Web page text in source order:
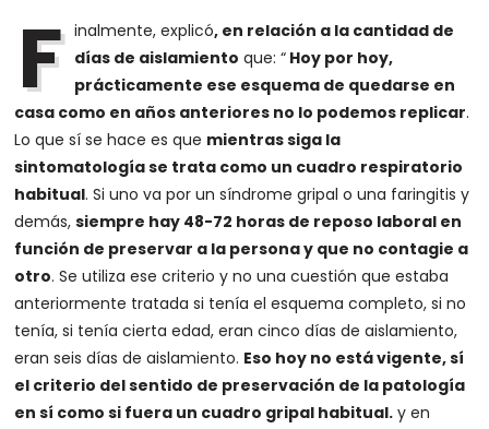
F inalmente, explicó, en relación a la cantidad de
días de aislamiento que: “ Hoy por hoy,
prácticamente ese esquema de quedarse en
casa como en años anteriores no lo podemos replicar.
Lo que sí se hace es que mientras siga la
sintomatología se trata como un cuadro respiratorio
habitual. Si uno va por un síndrome gripal o una faringitis y
demás,siempre hay 48-72 horas de reposo laboral en
función de preservar a la persona y que no contagie a
otro. Se utiliza ese criterio y no una cuestión que estaba
anteriormente tratada si tenía el esquema completo, si no
tenía, si tenía cierta edad, eran cinco días de aislamiento,
eran seis días de aislamiento. Eso hoy no está vigente, sí
el criterio del sentido de preservación de la patología
en sí como si fuera un cuadro gripal habitual. y en